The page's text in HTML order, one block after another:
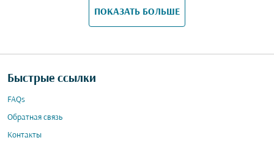
ПОКАЗАТЬ БОЛЬШЕ
Быстрые ссылки
FAQs
Обратная связь
Контакты